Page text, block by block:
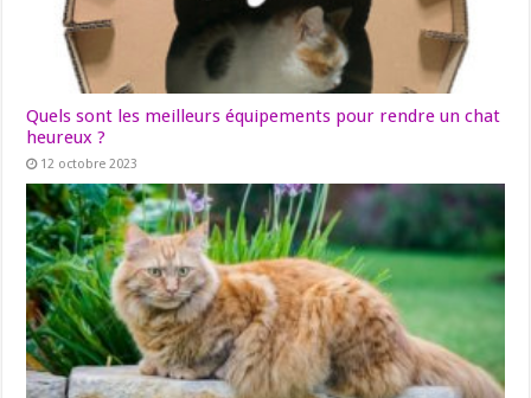
Quels sont les meilleurs équipements pour rendre un chat
heureux ?
12 octobre 2023